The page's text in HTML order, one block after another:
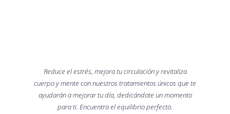
Reduce el estrés, mejora tu circulación y revitaliza
cuerpo y mente con nuestros tratamientos únicos que te
ayudarán a mejorar tu día, dedicándote un momento
para ti. Encuentra el equilibrio perfecto.